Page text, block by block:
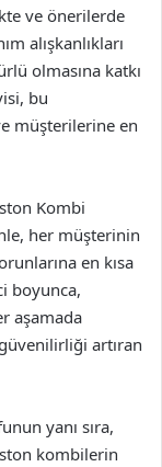
ve önerilerde
alışkanlıkları
olmasına katkı
bu
müşterilerine en
Kombi
her müşterinin
en kısa
boyunca,
aşamada
artıran
yanı sıra,
kombilerin